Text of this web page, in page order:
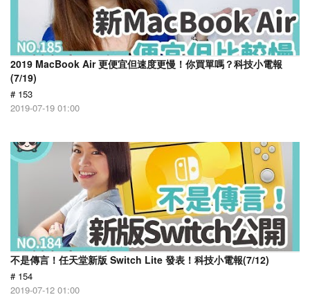
2019 MacBook Air 更便宜但速度更慢！你買單嗎？科技小電報
(7/19)
# 153
2019-07-19 01:00
不是傳言！任天堂新版 Switch Lite 發表！科技小電報(7/12)
# 154
2019-07-12 01:00